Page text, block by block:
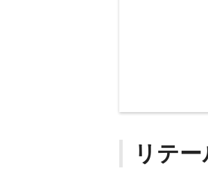
リテ